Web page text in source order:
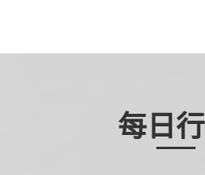
每日